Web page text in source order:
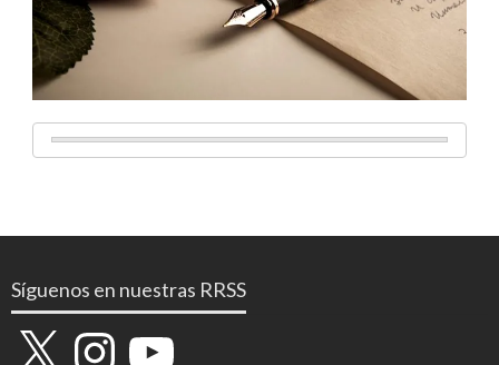
Síguenos en nuestras RRSS
X InstagramYouTube